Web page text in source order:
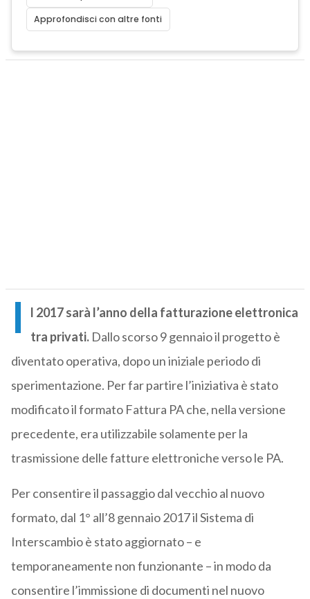
Approfondisci con altre fonti
I
l 2017 sarà l’anno della fatturazione elettronica
tra privati. Dallo scorso 9 gennaio il progetto è
diventato operativa, dopo un iniziale periodo di
sperimentazione. Per far partire l’iniziativa è stato
modificato il formato Fattura PA che, nella versione
precedente, era utilizzabile solamente per la
trasmissione delle fatture elettroniche verso le PA.
Per consentire il passaggio dal vecchio al nuovo
formato, dal 1° all’8 gennaio 2017 il Sistema di
Interscambio è stato aggiornato – e
temporaneamente non funzionante – in modo da
consentire l’immissione di documenti nel nuovo